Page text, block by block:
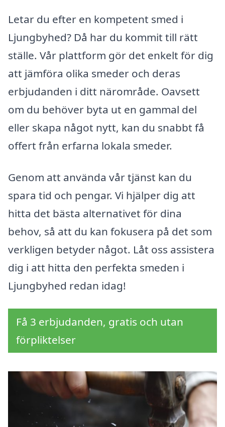
Letar du efter en kompetent smed i
Ljungbyhed? Då har du kommit till rätt
ställe. Vår plattform gör det enkelt för dig
att jämföra olika smeder och deras
erbjudanden i ditt närområde. Oavsett
om du behöver byta ut en gammal del
eller skapa något nytt, kan du snabbt få
offert från erfarna lokala smeder.
Genom att använda vår tjänst kan du
spara tid och pengar. Vi hjälper dig att
hitta det bästa alternativet för dina
behov, så att du kan fokusera på det som
verkligen betyder något. Låt oss assistera
dig i att hitta den perfekta smeden i
Ljungbyhed redan idag!
Få 3 erbjudanden, gratis och utan
förpliktelser